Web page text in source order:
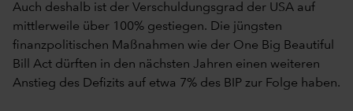
Auch deshalb ist der Verschuldungsgrad der USA auf
mittlerweile über 100% gestiegen. Die jüngsten
finanzpolitischen Maßnahmen wie der One Big Beautiful
Bill Act dürften in den nächsten Jahren einen weiteren
Anstieg des Defizits auf etwa 7% des BIP zur Folge haben.